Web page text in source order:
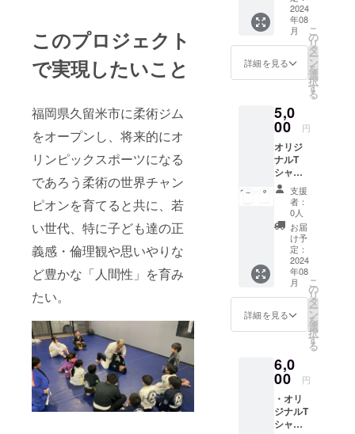
このプロジェクト
で実現したいこと
福岡県久留米市に柔術ジム
をオープンし、将来的にオ
リンピックスポーツになる
であろう柔術の世界チャン
ピオンを育てると共に、若
い世代、特に子ども達の正
義感・倫理観や思いやりな
ど豊かな「人間性」を育み
たい。
オル ＜
備考＞
無理に
スパー
リング
ん。ご
自身の
ぜひ体
験して
みてく
ださ
い。
ザイン
は、予
告なく
変更さ
れる場
合があ
お試し
練習チ
ケット
（１回
分）１
枚 ＜実
施概要
＞１時
間３０
分×１回
＜有効
期限＞
発効日
から
３ヶ月
＜受講
方法＞
施場所
までの
は支援
者様で
ご負担
2024
年08
月
詳細を見る
こ
の
リ
タ
ー
ン
を
選
択
す
る
5,0
00 円
オリジ
ナルT
シャツ
＜枚数
＞１枚
＜サイ
ズ＞
XS,S,M.
L.XL.XX
イン
は、予
告なく
変更さ
れる場
す。
支援
者：
0人
お届
け予
定：
2024
年08
月
詳細を見る
こ
の
リ
タ
ー
ン
を
選
択
す
る
6,0
00 円
・オリ
ジナルT
シャツ